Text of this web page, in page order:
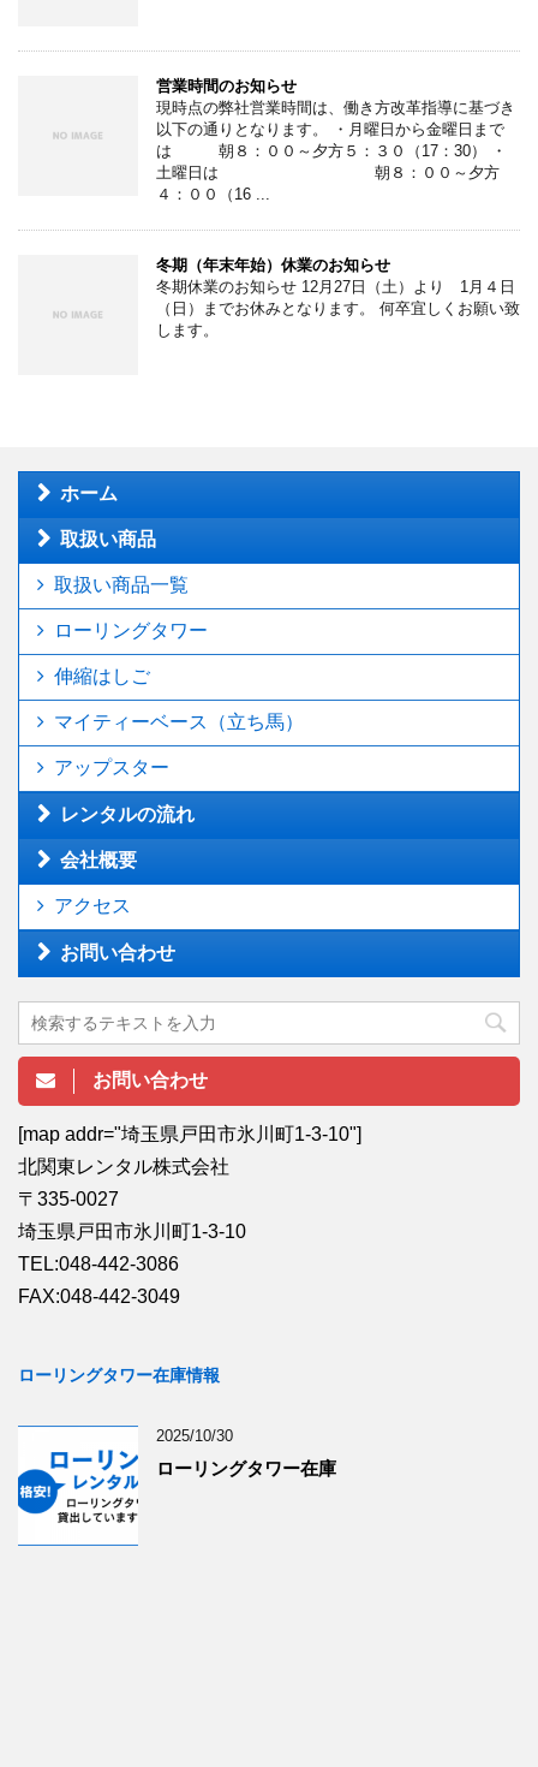
営業時間のお知らせ
現時点の弊社営業時間は、働き方改革指導に基づき
以下の通りとなります。 ・月曜日から金曜日まで
は 朝８：００～夕方５：３０（17：30） ・
土曜日は 朝８：００～夕方
４：００（16 ...
冬期（年末年始）休業のお知らせ
冬期休業のお知らせ 12月27日（土）より 1月４日
（日）までお休みとなります。 何卒宜しくお願い致
します。
ホーム
取扱い商品
取扱い商品一覧
ローリングタワー
伸縮はしご
マイティーベース（立ち馬）
アップスター
レンタルの流れ
会社概要
アクセス
お問い合わせ
お問い合わせ
[map addr="埼玉県戸田市氷川町1-3-10"]
北関東レンタル株式会社
〒335-0027
埼玉県戸田市氷川町1-3-10
TEL:048-442-3086
FAX:048-442-3049
ローリングタワー在庫情報
2025/10/30
ローリングタワー在庫